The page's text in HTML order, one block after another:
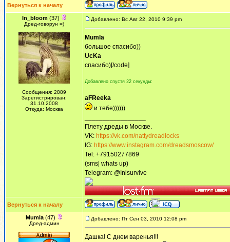
Вернуться к началу
In_bloom(37)
Дред-говорун =)
Сообщения: 2889
Зарегистрирован:
31.10.2008
Откуда: Москва
Добавлено: Вс Авг 22, 2010 9:39 pm
Mumla
большое спасибо))
UcKa
спасибо)[/code]
Добавлено спустя 22 секунды:
aFReeka
и тебе))))))
Плету дреды в Москве.
VK: https://vk.com/nattydreadlocks
IG: https://www.instagram.com/dreadsmoscow/
Tel: +79150277869
(sms| whats up)
Telegram: @Inisurvive
Вернуться к началу
Mumla (47)
Дред-админ
Добавлено: Пт Сен 03, 2010 12:08 pm
Дашка! С днем варенья!!!